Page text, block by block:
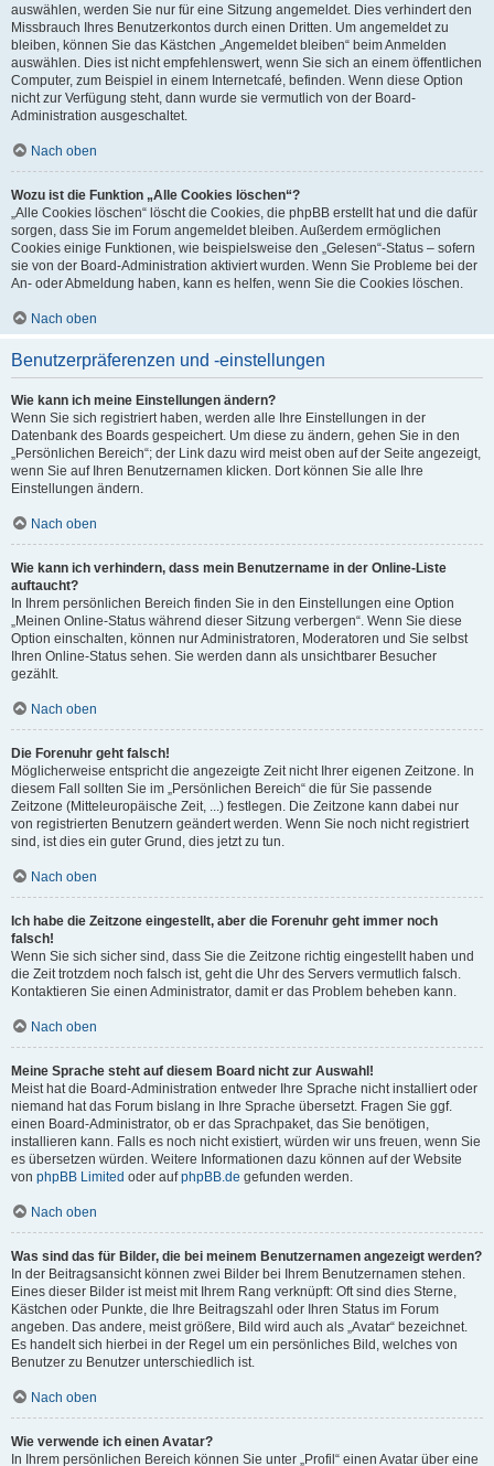
auswählen, werden Sie nur für eine Sitzung angemeldet. Dies verhindert den
Missbrauch Ihres Benutzerkontos durch einen Dritten. Um angemeldet zu
bleiben, können Sie das Kästchen „Angemeldet bleiben“ beim Anmelden
auswählen. Dies ist nicht empfehlenswert, wenn Sie sich an einem öffentlichen
Computer, zum Beispiel in einem Internetcafé, befinden. Wenn diese Option
nicht zur Verfügung steht, dann wurde sie vermutlich von der Board-
Administration ausgeschaltet.
Nach oben
Wozu ist die Funktion „Alle Cookies löschen“?
„Alle Cookies löschen“ löscht die Cookies, die phpBB erstellt hat und die dafür
sorgen, dass Sie im Forum angemeldet bleiben. Außerdem ermöglichen
Cookies einige Funktionen, wie beispielsweise den „Gelesen“-Status – sofern
sie von der Board-Administration aktiviert wurden. Wenn Sie Probleme bei der
An- oder Abmeldung haben, kann es helfen, wenn Sie die Cookies löschen.
Nach oben
Benutzerpräferenzen und -einstellungen
Wie kann ich meine Einstellungen ändern?
Wenn Sie sich registriert haben, werden alle Ihre Einstellungen in der
Datenbank des Boards gespeichert. Um diese zu ändern, gehen Sie in den
„Persönlichen Bereich“; der Link dazu wird meist oben auf der Seite angezeigt,
wenn Sie auf Ihren Benutzernamen klicken. Dort können Sie alle Ihre
Einstellungen ändern.
Nach oben
Wie kann ich verhindern, dass mein Benutzername in der Online-Liste
auftaucht?
In Ihrem persönlichen Bereich finden Sie in den Einstellungen eine Option
„Meinen Online-Status während dieser Sitzung verbergen“. Wenn Sie diese
Option einschalten, können nur Administratoren, Moderatoren und Sie selbst
Ihren Online-Status sehen. Sie werden dann als unsichtbarer Besucher
gezählt.
Nach oben
Die Forenuhr geht falsch!
Möglicherweise entspricht die angezeigte Zeit nicht Ihrer eigenen Zeitzone. In
diesem Fall sollten Sie im „Persönlichen Bereich“ die für Sie passende
Zeitzone (Mitteleuropäische Zeit, ...) festlegen. Die Zeitzone kann dabei nur
von registrierten Benutzern geändert werden. Wenn Sie noch nicht registriert
sind, ist dies ein guter Grund, dies jetzt zu tun.
Nach oben
Ich habe die Zeitzone eingestellt, aber die Forenuhr geht immer noch
falsch!
Wenn Sie sich sicher sind, dass Sie die Zeitzone richtig eingestellt haben und
die Zeit trotzdem noch falsch ist, geht die Uhr des Servers vermutlich falsch.
Kontaktieren Sie einen Administrator, damit er das Problem beheben kann.
Nach oben
Meine Sprache steht auf diesem Board nicht zur Auswahl!
Meist hat die Board-Administration entweder Ihre Sprache nicht installiert oder
niemand hat das Forum bislang in Ihre Sprache übersetzt. Fragen Sie ggf.
einen Board-Administrator, ob er das Sprachpaket, das Sie benötigen,
installieren kann. Falls es noch nicht existiert, würden wir uns freuen, wenn Sie
es übersetzen würden. Weitere Informationen dazu können auf der Website
von phpBB Limited oder aufphpBB.de gefunden werden.
Nach oben
Was sind das für Bilder, die bei meinem Benutzernamen angezeigt werden?
In der Beitragsansicht können zwei Bilder bei Ihrem Benutzernamen stehen.
Eines dieser Bilder ist meist mit Ihrem Rang verknüpft: Oft sind dies Sterne,
Kästchen oder Punkte, die Ihre Beitragszahl oder Ihren Status im Forum
angeben. Das andere, meist größere, Bild wird auch als „Avatar“ bezeichnet.
Es handelt sich hierbei in der Regel um ein persönliches Bild, welches von
Benutzer zu Benutzer unterschiedlich ist.
Nach oben
Wie verwende ich einen Avatar?
In Ihrem persönlichen Bereich können Sie unter „Profil“ einen Avatar über eine